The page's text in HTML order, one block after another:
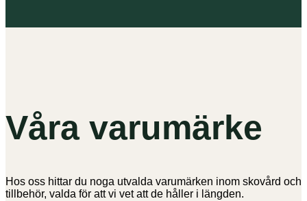
Våra varumärke
Hos oss hittar du noga utvalda varumärken inom skovård och
tillbehör, valda för att vi vet att de håller i längden.